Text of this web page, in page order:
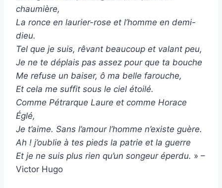
chaumière,
La ronce en laurier-rose et l’homme en demi-
dieu.
Tel que je suis, rêvant beaucoup et valant peu,
Je ne te déplais pas assez pour que ta bouche
Me refuse un baiser, ô ma belle farouche,
Et cela me suffit sous le ciel étoilé.
Comme Pétrarque Laure et comme Horace
Églé,
Je t’aime. Sans l’amour l’homme n’existe guère.
Ah ! j’oublie à tes pieds la patrie et la guerre
Et je ne suis plus rien qu’un songeur éperdu. » –
Victor Hugo